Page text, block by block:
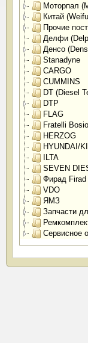
Моторпал
Китай
Прочие
Делфи
Денсо
Stanadyne
CARGO
CUMMINS
DT (Diesel
DTP
FLAG
Fratelli Bosio
HERZOG
HYUNDAI/
ILTA
SEVEN
VDO
ЯМЗ
Запчасти
Сервисное